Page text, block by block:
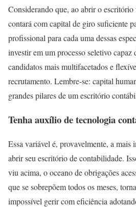
Considerando que, ao abrir o
contará com capital de giro suficiente
profissional para cada uma dessas
investir em um processo seletivo capaz
candidatos mais multifacetados e
recrutamento. Lembre-se: capital
grandes pilares de um escritório
Tenha auxílio de tecnologia
Essa variável é, provavelmente, a mais
abrir seu escritório de contabilidade.
viu acima, o oceano de obrigações
que se sobrepõem todos os meses,
impossível gerir com eficiência